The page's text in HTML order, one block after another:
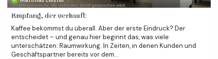
Empfang, der verkauft:
Kaffee bekommst du überall. Aber der erste Eindruck? Der
entscheidet – und genau hier beginnt das, was viele
unterschätzen: Raumwirkung. In Zeiten, in denen Kunden und
Geschäftspartner bereits vor dem...